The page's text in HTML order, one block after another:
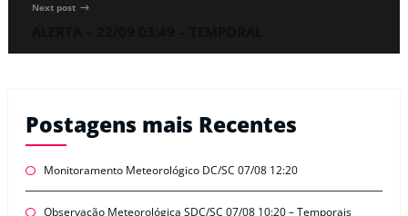
Next post
Postagens mais Recentes
Monitoramento Meteorológico DC/SC 07/08 12:20
Observação Meteorológica SDC/SC 07/08 10:20 – Temporais